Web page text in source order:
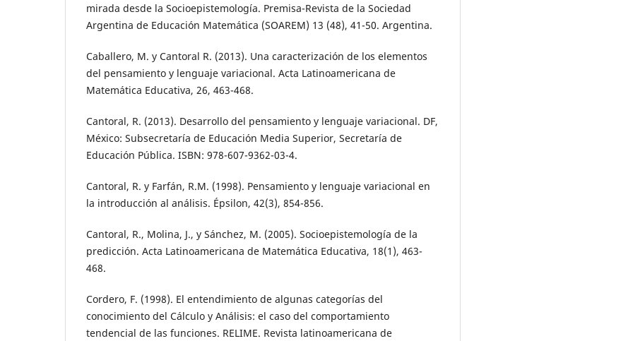
mirada desde la Socioepistemología. Premisa-Revista de la Sociedad
Argentina de Educación Matemática (SOAREM) 13 (48), 41-50. Argentina.
Caballero, M. y Cantoral R. (2013). Una caracterización de los elementos
del pensamiento y lenguaje variacional. Acta Latinoamericana de
Matemática Educativa, 26, 463-468.
Cantoral, R. (2013). Desarrollo del pensamiento y lenguaje variacional. DF,
México: Subsecretaría de Educación Media Superior, Secretaría de
Educación Pública. ISBN: 978-607-9362-03-4.
Cantoral, R. y Farfán, R.M. (1998). Pensamiento y lenguaje variacional en
la introducción al análisis. Épsilon, 42(3), 854-856.
Cantoral, R., Molina, J., y Sánchez, M. (2005). Socioepistemología de la
predicción. Acta Latinoamericana de Matemática Educativa, 18(1), 463-
468.
Cordero, F. (1998). El entendimiento de algunas categorías del
conocimiento del Cálculo y Análisis: el caso del comportamiento
tendencial de las funciones. RELIME. Revista latinoamericana de